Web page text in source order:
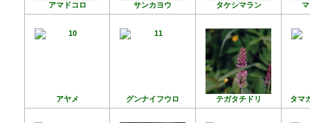
アマドコロ サンカヨウ タケシマラン
アヤメ グンナイフウロ テガタチドリ タマ